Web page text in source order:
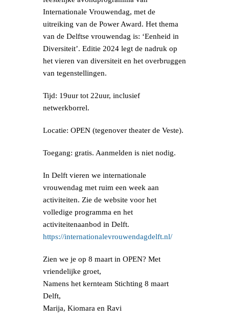
Internationale Vrouwendag, met de
uitreiking van de Power Award. Het thema
van de Delftse vrouwendag is: ‘Eenheid in
Diversiteit’. Editie 2024 legt de nadruk op
het vieren van diversiteit en het overbruggen
van tegenstellingen.
Tijd: 19uur tot 22uur, inclusief
netwerkborrel.
Locatie: OPEN (tegenover theater de Veste).
Toegang: gratis. Aanmelden is niet nodig.
In Delft vieren we internationale
vrouwendag met ruim een week aan
activiteiten. Zie de website voor het
volledige programma en het
activiteitenaanbod in Delft.
https://internationalevrouwendagdelft.nl/
Zien we je op 8 maart in OPEN? Met
vriendelijke groet,
Namens het kernteam Stichting 8 maart
Delft,
Marija, Kiomara en Ravi